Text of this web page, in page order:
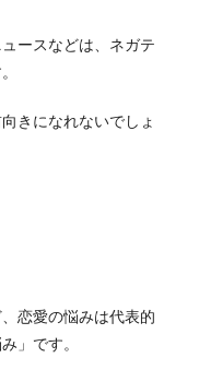
ースなどは、ネガテ
きになれないでしょ
恋愛の悩みは代表的
」です。